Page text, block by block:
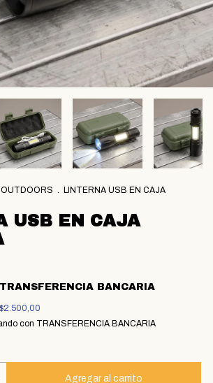
.
LINTERNA USB EN CAJA
USB EN CAJA
TRANSFERENCIA BANCARIA
$2.500,00
con TRANSFERENCIA BANCARIA